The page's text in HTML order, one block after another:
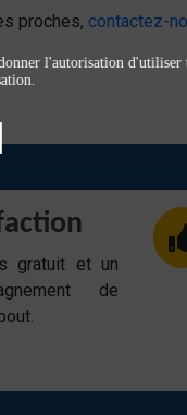
proches, contactez-
gratuit et un
de
l'autorisation d'utiliser